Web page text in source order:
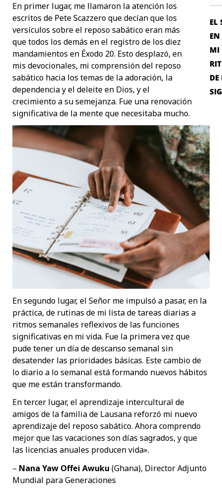
EL
MI
En primer lugar, me llamaron la atención los
escritos de Pete Scazzero que decían que los
versículos sobre el reposo sabático eran más
que todos los demás en el registro de los diez
mandamientos en Éxodo 20. Esto desplazó, en
mis devocionales, mi comprensión del reposo
sabático hacia los temas de la adoración, la
dependencia y el deleite en Dios, y el
crecimiento a su semejanza. Fue una renovación
significativa de la mente que necesitaba mucho.
En segundo lugar, el Señor me impulsó a pasar, en la
práctica, de rutinas de mi lista de tareas diarias a
ritmos semanales reflexivos de las funciones
significativas en mi vida. Fue la primera vez que
pude tener un día de descanso semanal sin
desatender las prioridades básicas. Este cambio de
lo diario a lo semanal está formando nuevos hábitos
que me están transformando.
En tercer lugar, el aprendizaje intercultural de
amigos de la familia de Lausana reforzó mi nuevo
aprendizaje del reposo sabático. Ahora comprendo
mejor que las vacaciones son días sagrados, y que
las licencias anuales producen vida».
– Nana Yaw Offei Awuku (Ghana), Director Adjunto
Mundial para Generaciones